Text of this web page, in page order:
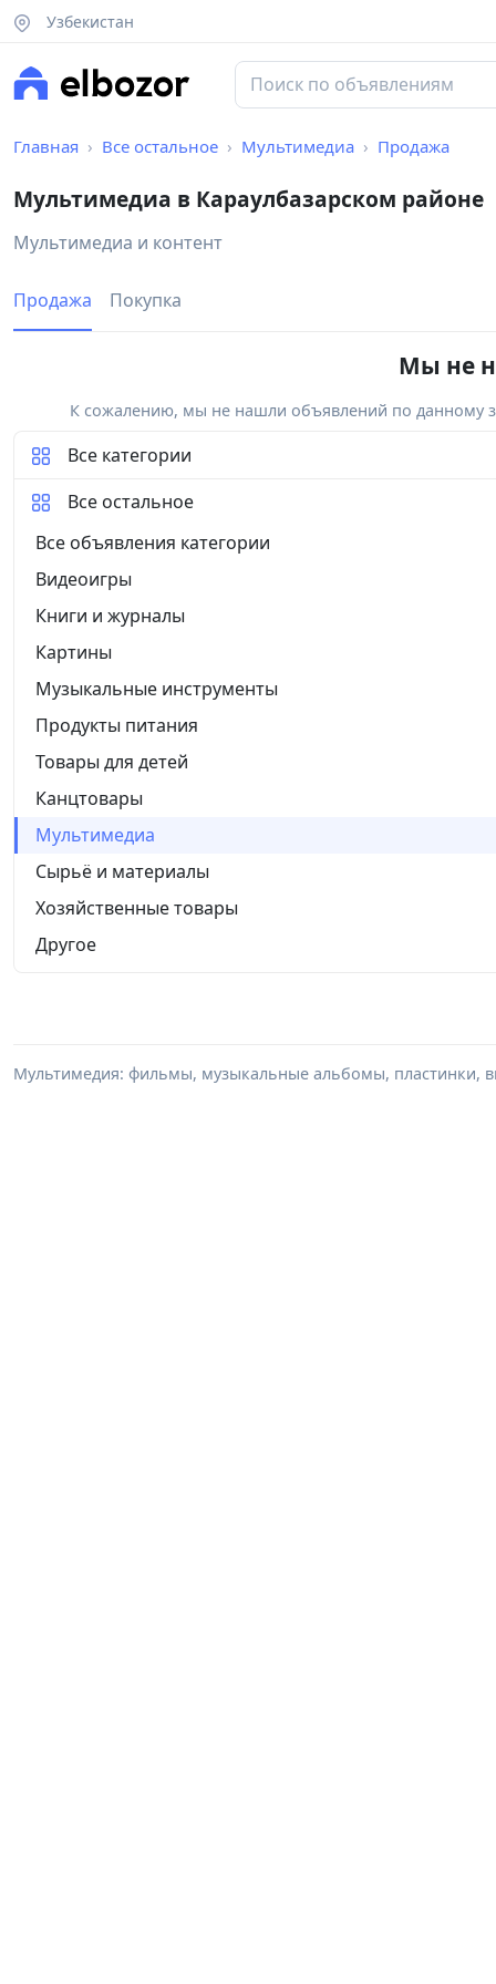
Узбекистан
Главная Все остальное Мультимедиа Продажа
Мультимедиа в Караулбазарском районе
Мультимедиа и контент
Продажа Покупка
Мы не
К сожалению, мы не нашли объявлений по данному
Все категории
Все остальное
Все объявления категории
Видеоигры
Книги и журналы
Картины
Музыкальные инструменты
Продукты питания
Товары для детей
Канцтовары
Мультимедиа
Сырьё и материалы
Хозяйственные товары
Другое
Мультимедия: фильмы, музыкальные альбомы, пластинки,